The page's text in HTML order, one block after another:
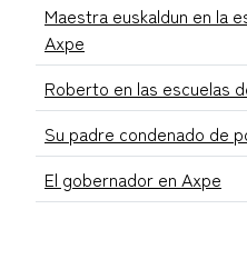
Maestra euskaldun en la
Axpe
Roberto en las escuelas
Su padre condenado de
El gobernador en Axpe